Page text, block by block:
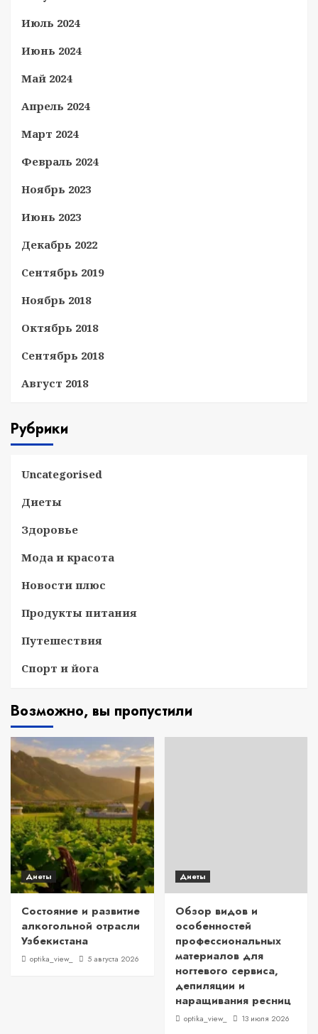
Июль 2024
Июнь 2024
Май 2024
Апрель 2024
Март 2024
Февраль 2024
Ноябрь 2023
Июнь 2023
Декабрь 2022
Сентябрь 2019
Ноябрь 2018
Октябрь 2018
Сентябрь 2018
Август 2018
Рубрики
Uncategorised
Диеты
Здоровье
Мода и красота
Новости плюс
Продукты питания
Путешествия
Спорт и йога
Возможно, вы пропустили
Диеты
Состояние и развитие
алкогольной отрасли
Узбекистана
optika_view_ 5 августа 2026
Диеты
Обзор видов и
особенностей
профессиональных
материалов для
ногтевого сервиса,
депиляции и
наращивания ресниц
optika_view_ 13 июля 2026